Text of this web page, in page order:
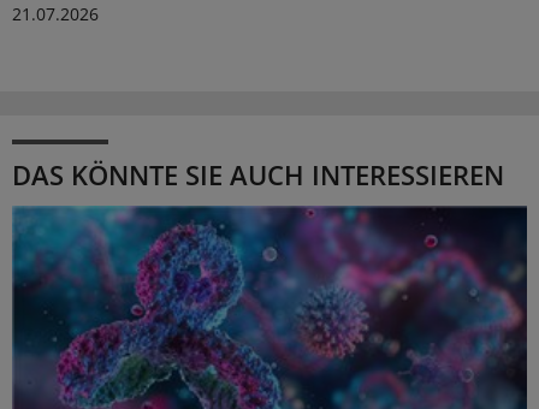
21.07.2026
DAS KÖNNTE SIE AUCH INTERESSIEREN